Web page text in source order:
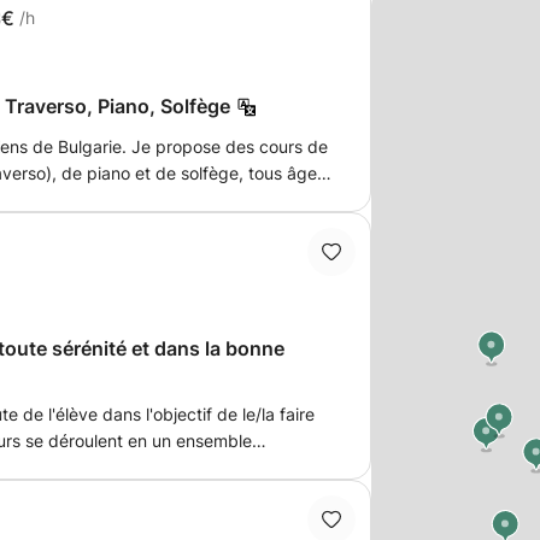
/h
Piano, Solfège
propose des cours de
de piano et de solfège, tous âges
en Allemagne et j'aimerais continuer à
instruments historiques (HEM
sérénité et dans la bonne
de l'élève dans l'objectif de le/la faire
se déroulent en un ensemble
une place équivalente : des